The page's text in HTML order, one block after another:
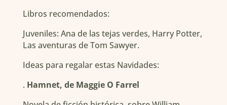
Libros recomendados:
Juveniles: Ana de las tejas verdes, Harry Potter,
Las aventuras de Tom Sawyer.
Ideas para regalar estas Navidades:
. Hamnet, de Maggie O Farrel